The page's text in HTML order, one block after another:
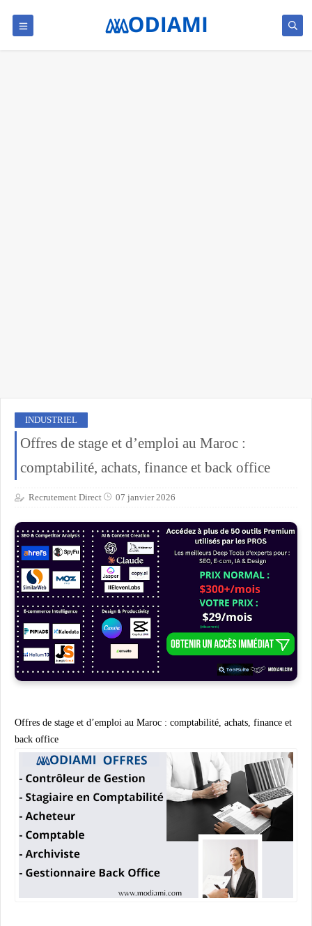
INDUSTRIEL
Offres de stage et d’emploi au Maroc :
comptabilité, achats, finance et back office
Recrutement Direct 07 janvier 2026
Offres de stage et d’emploi au Maroc : comptabilité, achats, finance et
back office